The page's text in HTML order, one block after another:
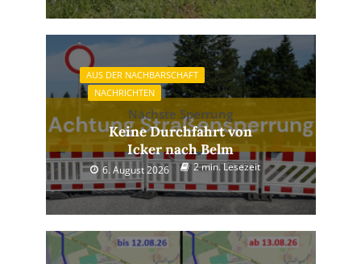
AUS DER NACHBARSCHAFT
NACHRICHTEN
Nächste Sperrung
Keine Durchfahrt von
Icker nach Belm
6. August 2026 2 min. Lesezeit